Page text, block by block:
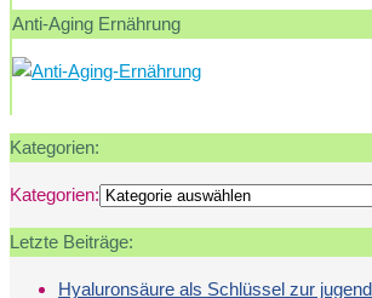
Anti-Aging Ernährung
Kategorien:
Kategorien:
Letzte Beiträge:
Hyaluronsäure als Schlüssel zur